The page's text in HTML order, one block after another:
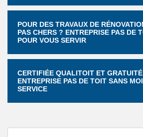
POUR DES TRAVAUX DE
PAS CHERS ? ENTREPRISE PAS DE
POUR VOUS SERVIR
CERTIFIÉE QUALITOIT ET
ENTREPRISE PAS DE TOIT SANS
SERVICE